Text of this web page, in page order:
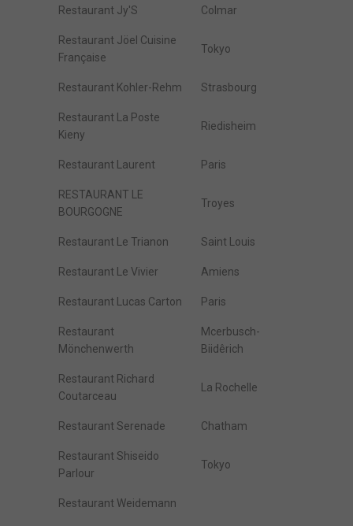
Restaurant Jy'S Colmar
Restaurant Jöel Cuisine
Française
Tokyo
Restaurant Kohler-Rehm Strasbourg
Restaurant La Poste
Kieny
Riedisheim
Restaurant Laurent Paris
RESTAURANT LE
BOURGOGNE
Troyes
Restaurant Le Trianon Saint Louis
Restaurant Le Vivier Amiens
Restaurant Lucas Carton Paris
Restaurant
Mönchenwerth
Mcerbusch-
Biidêrich
Restaurant Richard
Coutarceau
La Rochelle
Restaurant Serenade Chatham
Restaurant Shiseido
Parlour
Tokyo
Restaurant Weidemann